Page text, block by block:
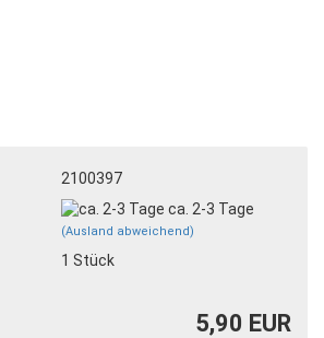
2100397
ca. 2-3 Tage
(Ausland abweichend)
1 Stück
5,90 EUR